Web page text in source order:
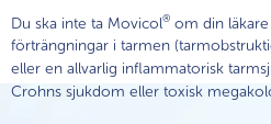
Du ska inte ta Movicol® om din
förträngningar i tarmen
eller en allvarlig inflammatorisk
Crohns sjukdom eller toxisk